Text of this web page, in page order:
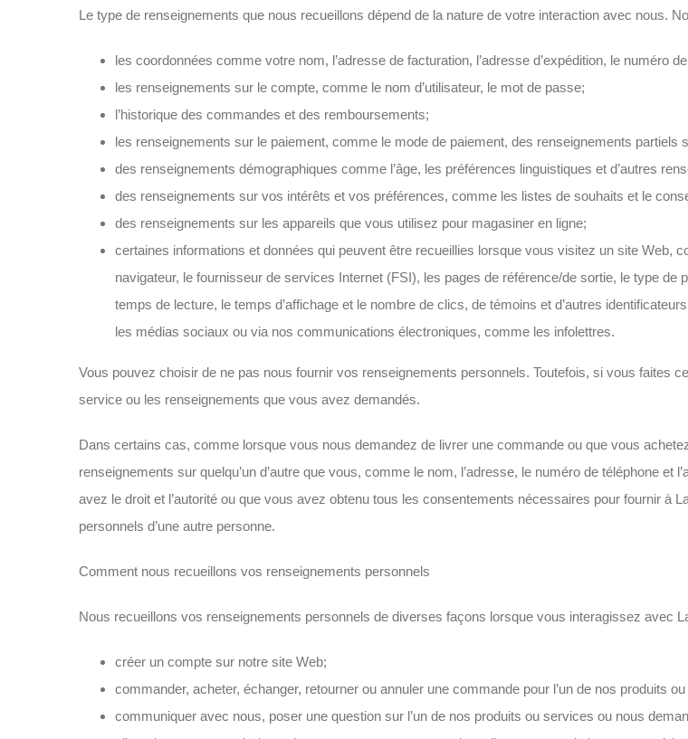
Le type de renseignements que nous recueillons dépend de la nature de votre interaction avec nous.
les coordonnées comme votre nom, l’adresse de facturation, l’adresse d’expédition, le numéro
les renseignements sur le compte, comme le nom d’utilisateur, le mot de passe;
l’historique des commandes et des remboursements;
les renseignements sur le paiement, comme le mode de paiement, des renseignements partiels
des renseignements démographiques comme l’âge, les préférences linguistiques et d’autres
des renseignements sur vos intérêts et vos préférences, comme les listes de souhaits et le
des renseignements sur les appareils que vous utilisez pour magasiner en ligne;
certaines informations et données qui peuvent être recueillies lorsque vous visitez un site Web,
navigateur, le fournisseur de services Internet (FSI), les pages de référence/de sortie, le type de
temps de lecture, le temps d’affichage et le nombre de clics, de témoins et d’autres
les médias sociaux ou via nos communications électroniques, comme les infolettres.
Vous pouvez choisir de ne pas nous fournir vos renseignements personnels. Toutefois, si vous faites
service ou les renseignements que vous avez demandés.
Dans certains cas, comme lorsque vous nous demandez de livrer une commande ou que vous
renseignements sur quelqu’un d’autre que vous, comme le nom, l’adresse, le numéro de téléphone
avez le droit et l’autorité ou que vous avez obtenu tous les consentements nécessaires pour fournir à
personnels d’une autre personne.
Comment nous recueillons vos renseignements personnels
Nous recueillons vos renseignements personnels de diverses façons lorsque vous interagissez avec
créer un compte sur notre site Web;
commander, acheter, échanger, retourner ou annuler une commande pour l’un de nos produits
communiquer avec nous, poser une question sur l’un de nos produits ou services ou nous